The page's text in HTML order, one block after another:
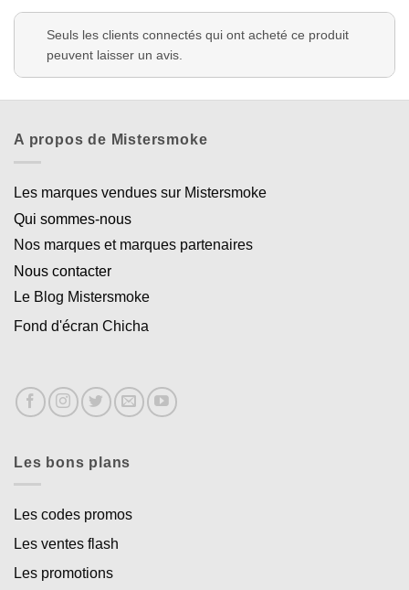
Seuls les clients connectés qui ont acheté ce produit
peuvent laisser un avis.
A propos de Mistersmoke
Les marques vendues sur Mistersmoke
Qui sommes-nous
Nos marques et marques partenaires
Nous contacter
Le Blog Mistersmoke
Fond d'écran Chicha
Les bons plans
Les codes promos
Les ventes flash
Les promotions